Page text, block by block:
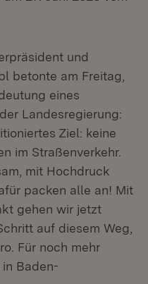
und
betonte am Freitag,
eines
Landesregierung:
Ziel: keine
im Straßenverkehr.
mit Hochdruck
packen alle an! Mit
gehen wir jetzt
auf diesem Weg,
Für noch mehr
Baden-